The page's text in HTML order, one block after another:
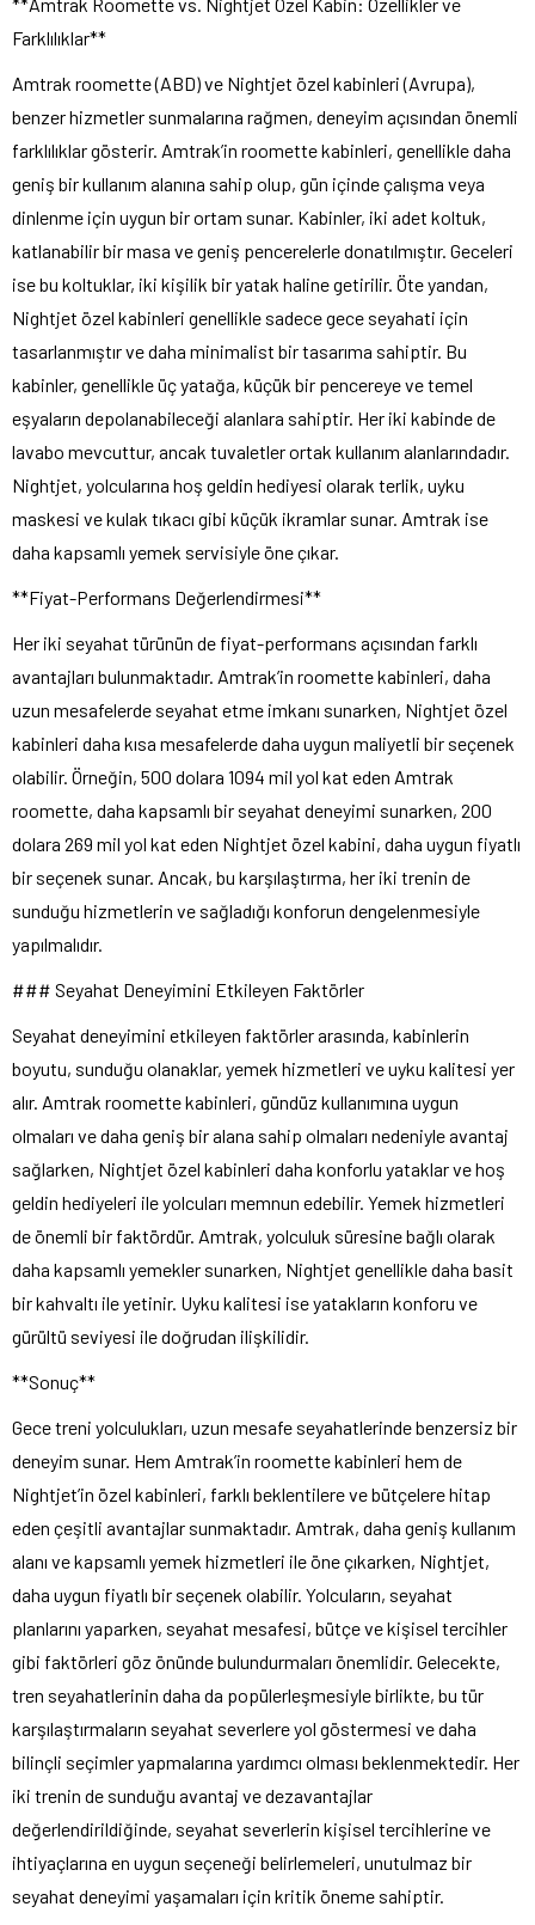
Farklılıklar**
Amtrak roomette (ABD) ve Nightjet özel kabinleri (Avrupa),
benzer hizmetler sunmalarına rağmen, deneyim açısından önemli
farklılıklar gösterir. Amtrak’in roomette kabinleri, genellikle daha
geniş bir kullanım alanına sahip olup, gün içinde çalışma veya
dinlenme için uygun bir ortam sunar. Kabinler, iki adet koltuk,
katlanabilir bir masa ve geniş pencerelerle donatılmıştır. Geceleri
ise bu koltuklar, iki kişilik bir yatak haline getirilir. Öte yandan,
Nightjet özel kabinleri genellikle sadece gece seyahati için
tasarlanmıştır ve daha minimalist bir tasarıma sahiptir. Bu
kabinler, genellikle üç yatağa, küçük bir pencereye ve temel
eşyaların depolanabileceği alanlara sahiptir. Her iki kabinde de
lavabo mevcuttur, ancak tuvaletler ortak kullanım alanlarındadır.
Nightjet, yolcularına hoş geldin hediyesi olarak terlik, uyku
maskesi ve kulak tıkacı gibi küçük ikramlar sunar. Amtrak ise
daha kapsamlı yemek servisiyle öne çıkar.
**Fiyat-Performans Değerlendirmesi**
Her iki seyahat türünün de fiyat-performans açısından farklı
avantajları bulunmaktadır. Amtrak’in roomette kabinleri, daha
uzun mesafelerde seyahat etme imkanı sunarken, Nightjet özel
kabinleri daha kısa mesafelerde daha uygun maliyetli bir seçenek
olabilir. Örneğin, 500 dolara 1094 mil yol kat eden Amtrak
roomette, daha kapsamlı bir seyahat deneyimi sunarken, 200
dolara 269 mil yol kat eden Nightjet özel kabini, daha uygun fiyatlı
bir seçenek sunar. Ancak, bu karşılaştırma, her iki trenin de
sunduğu hizmetlerin ve sağladığı konforun dengelenmesiyle
yapılmalıdır.
### Seyahat Deneyimini Etkileyen Faktörler
Seyahat deneyimini etkileyen faktörler arasında, kabinlerin
boyutu, sunduğu olanaklar, yemek hizmetleri ve uyku kalitesi yer
alır. Amtrak roomette kabinleri, gündüz kullanımına uygun
olmaları ve daha geniş bir alana sahip olmaları nedeniyle avantaj
sağlarken, Nightjet özel kabinleri daha konforlu yataklar ve hoş
geldin hediyeleri ile yolcuları memnun edebilir. Yemek hizmetleri
de önemli bir faktördür. Amtrak, yolculuk süresine bağlı olarak
daha kapsamlı yemekler sunarken, Nightjet genellikle daha basit
bir kahvaltı ile yetinir. Uyku kalitesi ise yatakların konforu ve
gürültü seviyesi ile doğrudan ilişkilidir.
**Sonuç**
Gece treni yolculukları, uzun mesafe seyahatlerinde benzersiz bir
deneyim sunar. Hem Amtrak’in roomette kabinleri hem de
Nightjet’in özel kabinleri, farklı beklentilere ve bütçelere hitap
eden çeşitli avantajlar sunmaktadır. Amtrak, daha geniş kullanım
alanı ve kapsamlı yemek hizmetleri ile öne çıkarken, Nightjet,
daha uygun fiyatlı bir seçenek olabilir. Yolcuların, seyahat
planlarını yaparken, seyahat mesafesi, bütçe ve kişisel tercihler
gibi faktörleri göz önünde bulundurmaları önemlidir. Gelecekte,
tren seyahatlerinin daha da popülerleşmesiyle birlikte, bu tür
karşılaştırmaların seyahat severlere yol göstermesi ve daha
bilinçli seçimler yapmalarına yardımcı olması beklenmektedir. Her
iki trenin de sunduğu avantaj ve dezavantajlar
değerlendirildiğinde, seyahat severlerin kişisel tercihlerine ve
ihtiyaçlarına en uygun seçeneği belirlemeleri, unutulmaz bir
seyahat deneyimi yaşamaları için kritik öneme sahiptir.